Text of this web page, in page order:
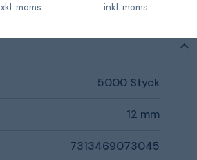
moms inkl. moms
5000 Styck
12 mm
7313469073045